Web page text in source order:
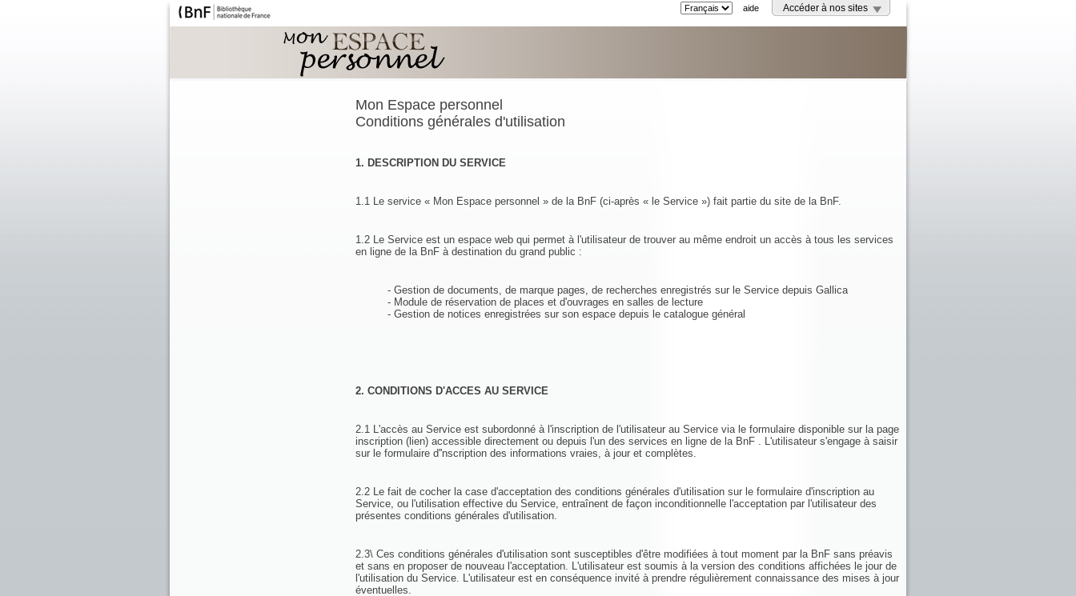
aide Accéder à nos sites
Mon Espace personnel
Conditions générales d'utilisation
1. DESCRIPTION DU SERVICE
1.1 Le service « Mon Espace personnel » de la BnF (ci-après « le Service ») fait partie du site de la BnF.
1.2 Le Service est un espace web qui permet à l'utilisateur de trouver au même endroit un accès à tous les services
en ligne de la BnF à destination du grand public :
- Gestion de documents, de marque pages, de recherches enregistrés sur le Service depuis Gallica
- Module de réservation de places et d'ouvrages en salles de lecture
- Gestion de notices enregistrées sur son espace depuis le catalogue général
2. CONDITIONS D'ACCES AU SERVICE
2.1 L'accès au Service est subordonné à l'inscription de l'utilisateur au Service via le formulaire disponible sur la page
inscription (lien) accessible directement ou depuis l'un des services en ligne de la BnF . L'utilisateur s'engage à saisir
sur le formulaire d''nscription des informations vraies, à jour et complètes.
2.2 Le fait de cocher la case d'acceptation des conditions générales d'utilisation sur le formulaire d'inscription au
Service, ou l'utilisation effective du Service, entraînent de façon inconditionnelle l'acceptation par l'utilisateur des
présentes conditions générales d'utilisation.
2.3\ Ces conditions générales d'utilisation sont susceptibles d'être modifiées à tout moment par la BnF sans préavis
et sans en proposer de nouveau l'acceptation. L'utilisateur est soumis à la version des conditions affichées le jour de
l'utilisation du Service. L'utilisateur est en conséquence invité à prendre régulièrement connaissance des mises à jour
éventuelles.